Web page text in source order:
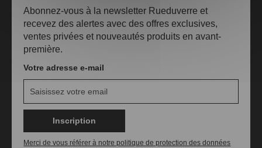
Abonnez-vous à la newsletter Rueduverre et
recevez des alertes avec des offres exclusives,
ventes privées et nouveautés produits en avant-
première.
Votre adresse e-mail
Inscription
Merci de vous référer à notre politique de protection des données